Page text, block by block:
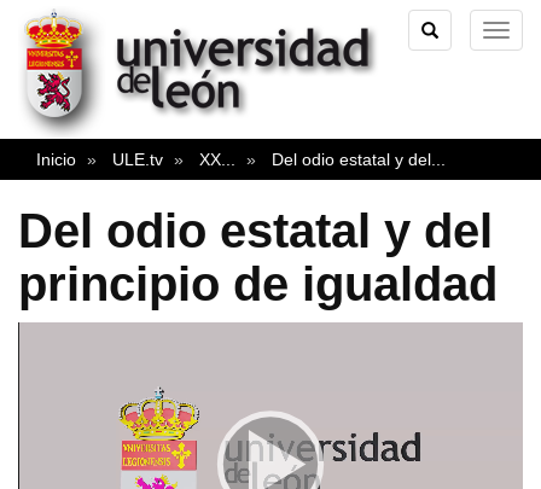
TOGGLE
SEARCH
Inicio ULE.tv XX Del odio estatal y del
Del odio estatal y del
principio de igualdad